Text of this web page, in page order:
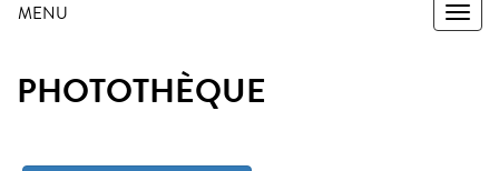
MENU
PHOTOTHÈQUE